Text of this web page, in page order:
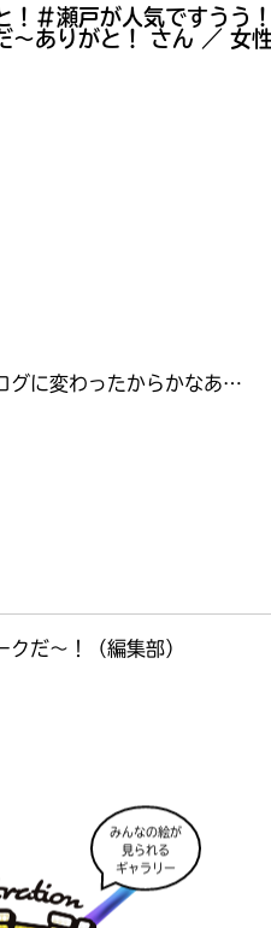
＃瀬戸が人気ですうう
〜ありがと！ さん ／ 女
グに変わったからかなあ…
だ～！（編集部）
みんなの絵が
見られる
ギャラリー